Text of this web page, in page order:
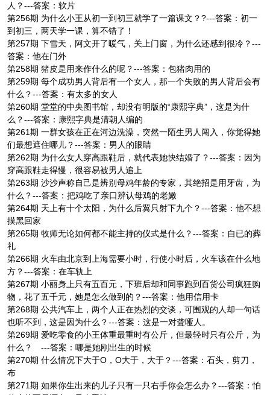
人？---答案：软片
第256期 为什么小王从初一到初三就学了一篇课文？?---答案：初一
到初三，两天学一课，算不错了！
第257期 下雪天，阿文开了暖气，关上门窗，为什么还感到很冷？---
答案：他在门外
第258期 猪皮是用来作什么的呢？---答案：包猪肉用的
第259期 每个成功男人背后有一个女人，那一个失败的男人背后会有
什么？---答案：有太多的女人
第260期 堂堂的中央图书馆，却没有明版的“康熙字典”，这是为什
么？---答案：康熙字典是清朝人编的
第261期 一群女孩在正在河边洗澡，突然一陌生男人闯入，你觉得她
们最想遮住哪儿？---答案：男人的眼睛
第262期 为什么女人穿高跟鞋后，就代表她快结婚了？---答案：因为
穿高跟鞋走得慢，很容易被男人追上
第263期 沙沙声称自己是辨别母鸡年龄的专家，其绝招是用牙齿，为
什么？---答案：把鸡吃了亲口辨认母鸡的老嫩
第264期 天上有十个太阳，为什么后翼只射下九个？---答案：他不想
摸黑回家
第265期 牧师无论如何都不能主持的仪式是什么？---答案：自已的葬
礼
第266期 火车由北京到上海需要小时，行使小时后，火车该在什么地
方？---答案：在车轨上
第267期 小丽身上只有五百元，下班后却和同事跑到百货公司疯狂购
物，花了五千元，她是怎么做到的？---答案：他用信用卡
第268期 公共汽车上，两个人正在热烈的交谈，可围观的人却一句话
也听不到，这是因为什么？---答案：这是一对聋哑人。
第269期 爱吃零食的小王体重最重时有公斤，但最轻时只有公斤，为
什么？ ---答案：哪是她刚出生的时候
第270期 什么情况下大于O，O大于，大于？---答案：石头，剪刀，
布
第271期 如果你生出来的儿子只有一只右手你会怎么办？---答案：怕